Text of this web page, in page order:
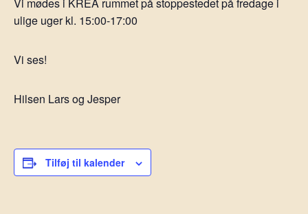
ulige uger kl. 15:00-17:00
Vi ses!
Hilsen Lars og Jesper
Tilføj til kalender